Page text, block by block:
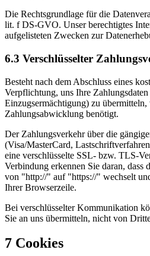
Die Rechtsgrundlage für die
lit. f DS-GVO. Unser berechtigtes
aufgelisteten Zwecken zur
6.3 Verschlüsselter
Besteht nach dem Abschluss eines
Verpflichtung, uns Ihre
Einzugsermächtigung) zu
Zahlungsabwicklung benötigt.
Der Zahlungsverkehr über die
(Visa/MasterCard,
eine verschlüsselte SSL- bzw. TLS-
Verbindung erkennen Sie daran, dass
von "http://" auf "https://" wechselt
Ihrer Browserzeile.
Bei verschlüsselter Kommunikation
Sie an uns übermitteln, nicht von
7 Cookies